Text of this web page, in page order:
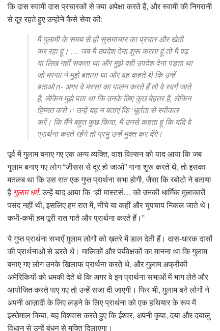
कि दास स्वामी दास प्रचारकों से क्या अपेक्षा करते हैं, और स्वामी की निगरानी
से दूर रहते हुए उन्होंने कैसे सेवा की:
मैं गुलामी के समय से ही सुसमाचार का प्रचार और खेती
कर रहा हूं। … जब मैं उपदेश देना शुरू करता हूं तो मैं पढ़
या लिख ​​​​नहीं सकता था और मुझे वही उपदेश देना पड़ता था
जो मस्सा ने मुझे बताया था और वह कहते थे कि उन्हें
बताओ n- अगर वे मस्सा का पालन करते हैं तो वे स्वर्ग जाते
हैं, लेकिन मुझे पता था कि उनके लिए कुछ बेहतर है, लेकिन
हिम्मत करो।’ उन्हें यह न बताएं कि ‘धूर्तता से स्वीकार
करें। कि मैंने बहुत कुछ किया. मैं उनसे कहता हूं कि यदि वे
प्रार्थना करते रहेंगे तो प्रभु उन्हें मुक्त कर देंगे।
पूर्व में गुलाम बनाए गए एक अन्य व्यक्ति, वाश विल्सन को याद आया कि जब
गुलाम बनाए गए लोग “जीसस से दूर हो जाओ” गाना शुरू करते थे, तो इसका
मतलब था कि उस रात एक गुप्त प्रार्थना सभा होगी, जैसा कि रबोटो ने बताया
है गुलाम धर्म. उन्हें याद आया कि “डी मास्टर्स… को उनकी धार्मिक मुलाकातें
पसंद नहीं थीं, इसलिए हम रात में, नीचे या कहीं और चुपचाप निकल जाते थे।
कभी-कभी हम पूरी रात गाते और प्रार्थना करते हैं।”
ये गुप्त प्रार्थना सभाएँ ग़ुलाम लोगों को ख़तरे में डाल देती हैं। दास-धारक दासों
की प्रार्थनाओं से डरते थे। मालिकों और पर्यवेक्षकों का मानना ​​था कि गुलाम
बनाए गए लोग उनके खिलाफ प्रार्थना करते थे, और गुलाम अफ्रीकी
अमेरिकियों को धमकी देते थे कि अगर वे इन प्रार्थना सभाओं में भाग लेते और
आयोजित करते पाए गए तो उन्हें सजा दी जाएगी। फिर भी, ग़ुलाम बने लोगों ने
अपनी आज़ादी के लिए लड़ने के लिए प्रार्थना को एक हथियार के रूप में
इस्तेमाल किया, यह विश्वास करते हुए कि ईश्वर, अपनी कृपा, दया और दयालु
विधान से उन्हें बंधन से मुक्ति दिलाएगा।